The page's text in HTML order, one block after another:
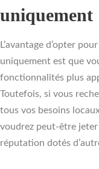
uniquement
L’avantage d’opter
uniquement est que
fonctionnalités plus
Toutefois, si vous
tous vos besoins
voudrez peut-être
réputation dotés